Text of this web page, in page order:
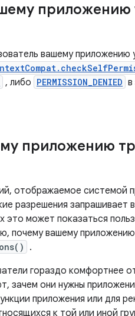
приложению
вашему
, либо PERMISSION_DENIED в
приложению
отображаемое системой
разрешения запрашивает
это может показаться
почему вашему
.
гораздо комфортнее
зачем они нужны
приложения или для
к той или иной